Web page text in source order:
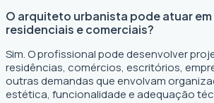
O arquiteto urbanista pode atuar
residenciais e comerciais?
Sim. O profissional pode desenvolver
residências, comércios, escritórios,
outras demandas que envolvam
estética, funcionalidade e adequação